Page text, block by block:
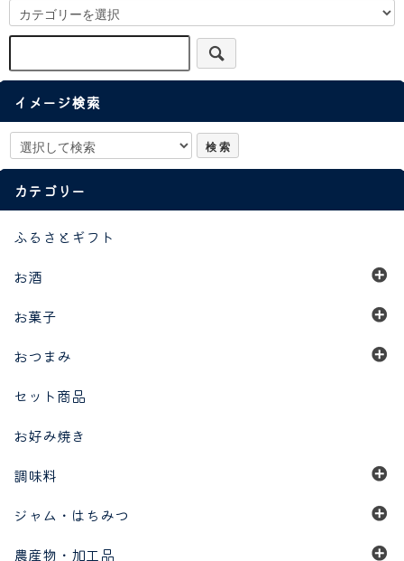
イメージ検索
カテゴリー
ふるさとギフト
お酒
お菓子
おつまみ
セット商品
お好み焼き
調味料
ジャム・はちみつ
農産物・加工品